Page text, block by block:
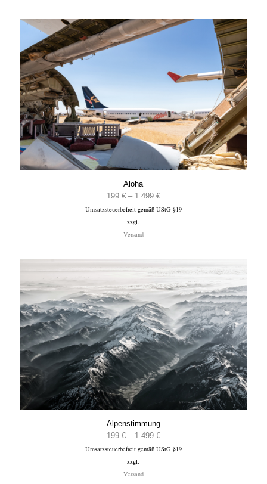
Aloha
199 € – 1.499 €Preisspanne:
199 €
Umsatzsteuerbefreit gemäß UStG §19
zzgl.
Versand
Alpenstimmung
199 € – 1.499 €Preisspanne:
199 €
Umsatzsteuerbefreit gemäß UStG §19
zzgl.
Versand